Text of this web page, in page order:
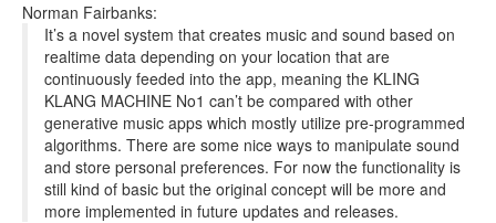
Norman Fairbanks:
It’s a novel system that creates music and sound based on
realtime data depending on your location that are
continuously feeded into the app, meaning the KLING
KLANG MACHINE No1 can’t be compared with other
generative music apps which mostly utilize pre-programmed
algorithms. There are some nice ways to manipulate sound
and store personal preferences. For now the functionality is
still kind of basic but the original concept will be more and
more implemented in future updates and releases.